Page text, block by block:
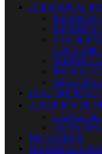
 
CONSUMO
ELECTRICIDAD
 EQUIPO DE
GAFAS DE
GUANTES
RECAMBIOS
DEPORTES Y